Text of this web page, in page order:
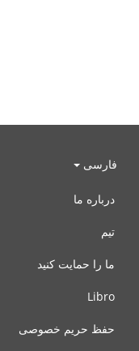
فارسی
درباره ما
تیم
ما را حمایت کنید
Libro
حفظ حریم خصوصی